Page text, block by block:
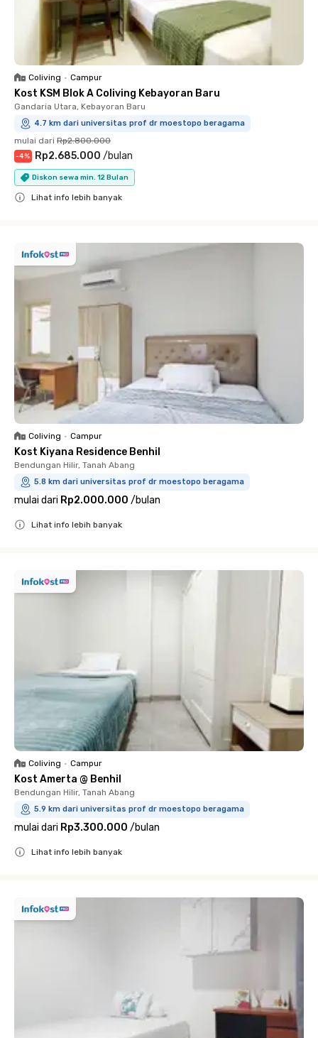
Coliving • Campur
Kost KSM Blok A Coliving Kebayoran Baru
Gandaria Utara, Kebayoran Baru
4.7 km dari universitas prof dr moestopo beragama
mulai dari Rp2.800.000
-4% Rp2.685.000 /bulan
Diskon sewa min. 12 Bulan
Lihat info lebih banyak
Coliving • Campur
Kost Kiyana Residence Benhil
Bendungan Hilir, Tanah Abang
5.8 km dari universitas prof dr moestopo beragama
mulai dari Rp2.000.000 /bulan
Lihat info lebih banyak
Coliving • Campur
Kost Amerta @ Benhil
Bendungan Hilir, Tanah Abang
5.9 km dari universitas prof dr moestopo beragama
mulai dari Rp3.300.000 /bulan
Lihat info lebih banyak